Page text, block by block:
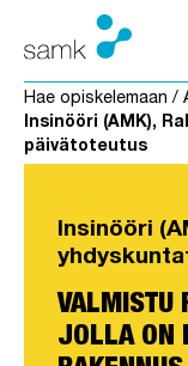
Siirry sisältöön
Hae opiskelemaan /
Insinööri (AMK),
päivätoteutus
Insinööri
VALMISTU
JOLLA ON